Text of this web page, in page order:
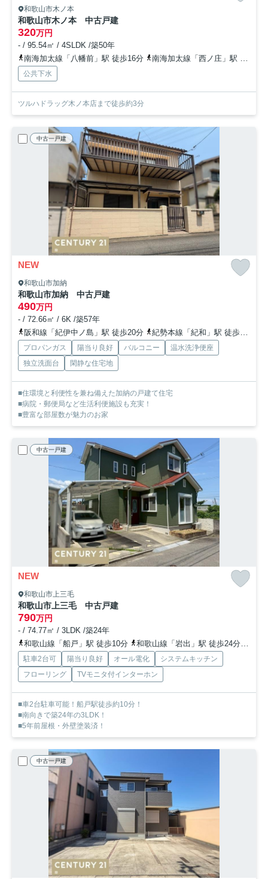
和歌山市木ノ本
和歌山市木ノ本 中古戸建
320万円
- / 95.54㎡ / 4SLDK /築50年
南海加太線「八幡前」駅 徒歩16分
南海加太線「西ノ庄」駅 徒歩25分
公共下水
ツルハドラッグ木ノ本店まで徒歩約3分
中古一戸建
NEW
和歌山市加納
和歌山市加納 中古戸建
490万円
- / 72.66㎡ / 6K /築57年
阪和線「紀伊中ノ島」駅 徒歩20分
紀勢本線「紀和」駅 徒歩29分
プロパンガス 陽当り良好 バルコニー
温水洗浄便座
独立洗面台
閑静な住宅地
■住環境と利便性を兼ね備えた加納の戸建て住宅
■病院・郵便局など生活利便施設も充実！
■豊富な部屋数が魅力のお家
中古一戸建
NEW
和歌山市上三毛
和歌山市上三毛 中古戸建
790万円
- / 74.77㎡ / 3LDK /築24年
和歌山線「船戸」駅 徒歩10分
和歌山線「岩出」駅 徒歩24分
駐車2台可 陽当り良好 オール電化
システムキッチン
フローリング
TVモニタ付インターホン
■車2台駐車可能！船戸駅徒歩約10分！
■南向きで築24年の3LDK！
■5年前屋根・外壁塗装済！
中古一戸建